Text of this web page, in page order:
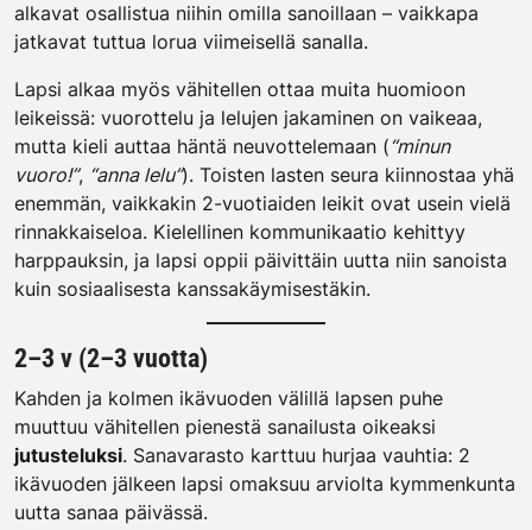
alkavat osallistua niihin omilla sanoillaan – vaikkapa
jatkavat tuttua lorua viimeisellä sanalla.
Lapsi alkaa myös vähitellen ottaa muita huomioon
leikeissä: vuorottelu ja lelujen jakaminen on vaikeaa,
mutta kieli auttaa häntä neuvottelemaan (“minun
vuoro!”, “anna lelu”). Toisten lasten seura kiinnostaa yhä
enemmän, vaikkakin 2-vuotiaiden leikit ovat usein vielä
rinnakkaiseloa. Kielellinen kommunikaatio kehittyy
harppauksin, ja lapsi oppii päivittäin uutta niin sanoista
kuin sosiaalisesta kanssakäymisestäkin.
2–3 v (2–3 vuotta)
Kahden ja kolmen ikävuoden välillä lapsen puhe
muuttuu vähitellen pienestä sanailusta oikeaksi
jutusteluksi. Sanavarasto karttuu hurjaa vauhtia: 2
ikävuoden jälkeen lapsi omaksuu arviolta kymmenkunta
uutta sanaa päivässä.